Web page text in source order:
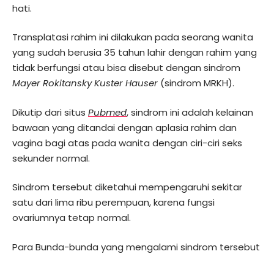
hati.
Transplatasi rahim ini dilakukan pada seorang wanita
yang sudah berusia 35 tahun lahir dengan rahim yang
tidak berfungsi atau bisa disebut dengan sindrom
Mayer Rokitansky Kuster Hauser (sindrom MRKH).
Dikutip dari situs Pubmed, sindrom ini adalah kelainan
bawaan yang ditandai dengan aplasia rahim dan
vagina bagi atas pada wanita dengan ciri-ciri seks
sekunder normal.
Sindrom tersebut diketahui mempengaruhi sekitar
satu dari lima ribu perempuan, karena fungsi
ovariumnya tetap normal.
Para Bunda-bunda yang mengalami sindrom tersebut